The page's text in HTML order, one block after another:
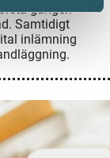
gången
Samtidigt
inlämning